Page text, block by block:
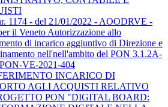
1174 - del 21/01/2022 - AOODRVE -
il Veneto Autorizzazione allo
di incarico aggiuntivo di Direzione e
nell'nell'ambito del PON 3.1.2A-
VE-2021-404
INCARICO DI
AGLI ACQUISTI RELATIVO
PON "DIGITAL BOARD: